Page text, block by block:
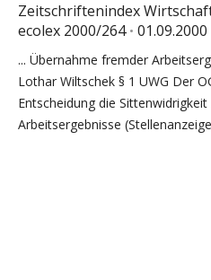
Zeitschriftenindex
ecolex 2000/264 01.09.2000
... Übernahme fremder
Lothar Wiltschek § 1 UWG Der
Entscheidung die
Arbeitsergebnisse